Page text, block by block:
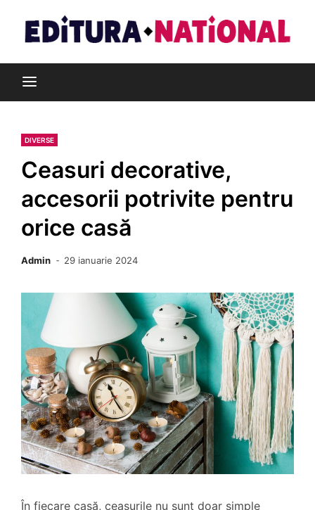
content
Editura Național
DIVERSE
Ceasuri decorative,
accesorii potrivite pentru
orice casă
Admin 29 ianuarie 2024
În fiecare casă, ceasurile nu sunt doar simple